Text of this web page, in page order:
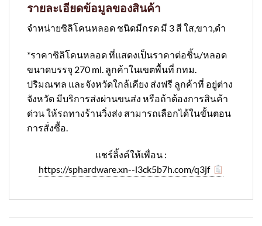
รายละเอียดข้อมูลของสินค้า
จำหน่ายซิลิโคนหลอด ชนิดมีกรด มี 3 สี ใส,ขาว,ดำ
*ราคาซิลิโคนหลอด ที่แสดงเป็นราคาต่อชิ้น/หลอด
ขนาดบรรจุ 270 ml. ลูกค้าในเขตพื้นที่ กทม.
ปริมณฑล และจังหวัดใกล้เคียง ส่งฟรี ลูกค้าที่ อยู่ต่าง
จังหวัด มีบริการส่งผ่านขนส่ง หรือถ้าต้องการสินค้า
ด่วน ให้รถทางร้านวิ่งส่ง สามารถเลือกได้ในขั้นตอน
การสั่งซื้อ.
แชร์ลิ้งค์ให้เพื่อน :
https://sphardware.xn--l3ck5b7h.com/q3jf